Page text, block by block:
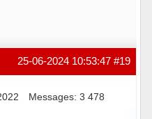
#19
25-06-2024 10:53:47
Messages: 3 478